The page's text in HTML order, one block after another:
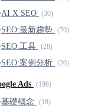
AI X SEO (30)
SEO:最新趨勢 (70)
SEO:工具 (28)
SEO:案例分析 (20)
Ads (196)
基礎概念 (18)